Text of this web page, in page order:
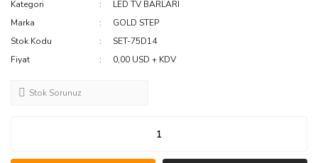
Kategori
LED TV BARLARI
Marka
GOLD STEP
Stok Kodu
SET-75D14
Fiyat
0,00 USD + KDV
Stok Sorunuz